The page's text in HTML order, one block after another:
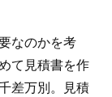
なのかを考
て見積書を作
差万別。見積